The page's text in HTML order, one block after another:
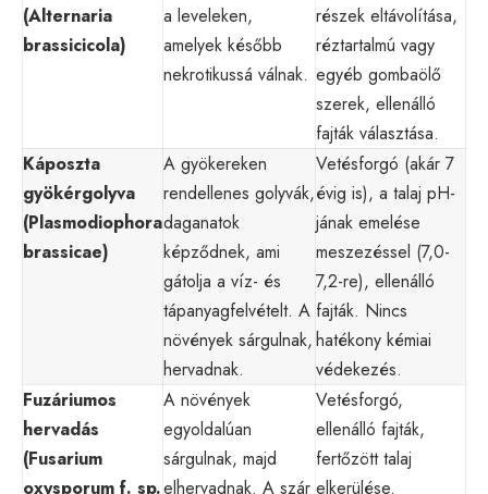
(Alternaria
brassicicola)
a leveleken,
amelyek később
nekrotikussá válnak.
részek eltávolítása,
réztartalmú vagy
egyéb gombaölő
szerek, ellenálló
fajták választása.
Káposzta
gyökérgolyva
(Plasmodiophora
brassicae)
A gyökereken
rendellenes golyvák,
daganatok
képződnek, ami
gátolja a víz- és
tápanyagfelvételt. A
növények sárgulnak,
hervadnak.
Vetésforgó (akár 7
évig is), a talaj pH-
jának emelése
meszezéssel (7,0-
7,2-re), ellenálló
fajták. Nincs
hatékony kémiai
védekezés.
Fuzáriumos
hervadás
(Fusarium
oxysporum f. sp.
A növények
egyoldalúan
sárgulnak, majd
elhervadnak. A szár
Vetésforgó,
ellenálló fajták,
fertőzött talaj
elkerülése.